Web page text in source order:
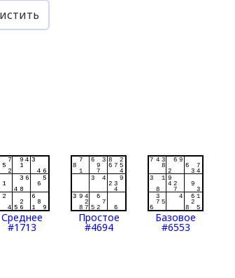
Среднее
#1713
Простое
#4694
Базовое
#6553